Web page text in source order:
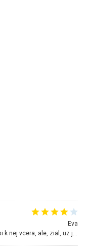
Eva
Hojdacka v Krpelanoch uz nie je, vysli sme si k nej vcera, ale, zial, uz je znicena. Ak sem planujete cestu len kvoli hojdacke, mozete si ju usetrit. Krasny vyhlad je tu vsak aj bez hojdacky :-)